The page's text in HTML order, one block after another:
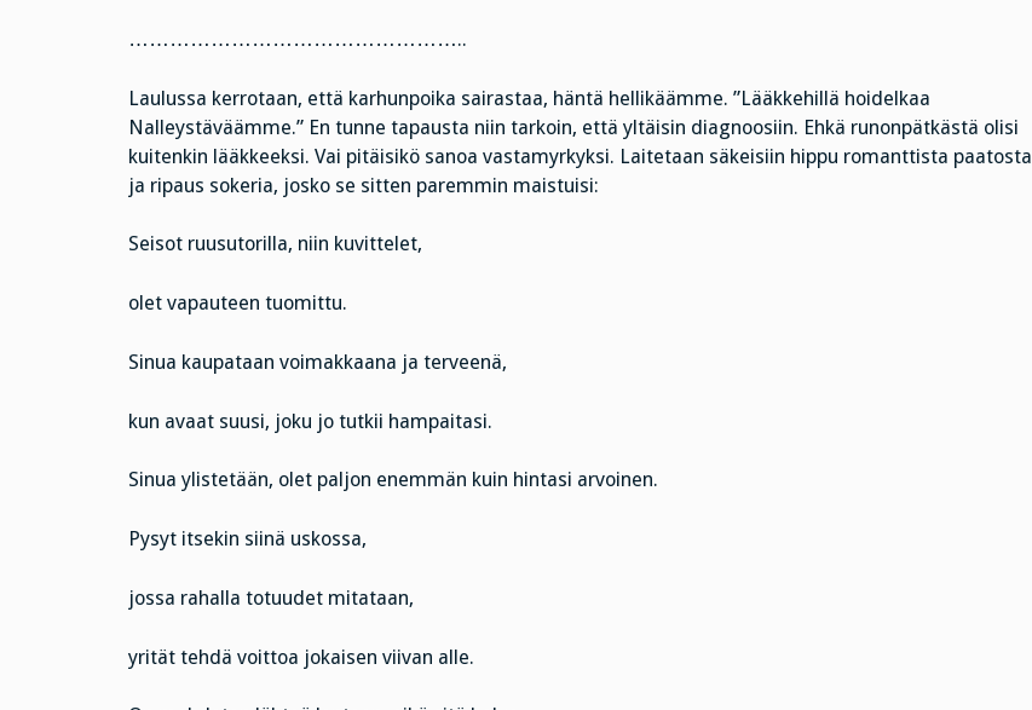
…………………………………………..
Laulussa kerrotaan, että karhunpoika sairastaa, häntä hellikäämme. ”Lääkkehillä hoidelkaa
Nalleystäväämme.” En tunne tapausta niin tarkoin, että yltäisin diagnoosiin. Ehkä runonpätkästä olisi
kuitenkin lääkkeeksi. Vai pitäisikö sanoa vastamyrkyksi. Laitetaan säkeisiin hippu romanttista paatosta
ja ripaus sokeria, josko se sitten paremmin maistuisi:
Seisot ruusutorilla, niin kuvittelet,
olet vapauteen tuomittu.
Sinua kaupataan voimakkaana ja terveenä,
kun avaat suusi, joku jo tutkii hampaitasi.
Sinua ylistetään, olet paljon enemmän kuin hintasi arvoinen.
Pysyt itsekin siinä uskossa,
jossa rahalla totuudet mitataan,
yrität tehdä voittoa jokaisen viivan alle.